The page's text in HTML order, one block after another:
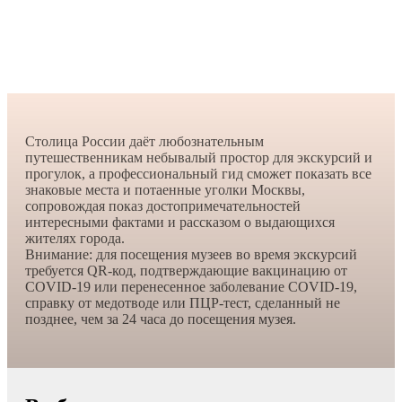
Столица России даёт любознательным
путешественникам небывалый простор для экскурсий и
прогулок, а профессиональный гид сможет показать все
знаковые места и потаенные уголки Москвы,
сопровождая показ достопримечательностей
интересными фактами и рассказом о выдающихся
жителях города.
Внимание: для посещения музеев во время экскурсий
требуется QR-код, подтверждающие вакцинацию от
COVID-19 или перенесенное заболевание COVID-19,
справку от медотводе или ПЦР-тест, сделанный не
позднее, чем за 24 часа до посещения музея.